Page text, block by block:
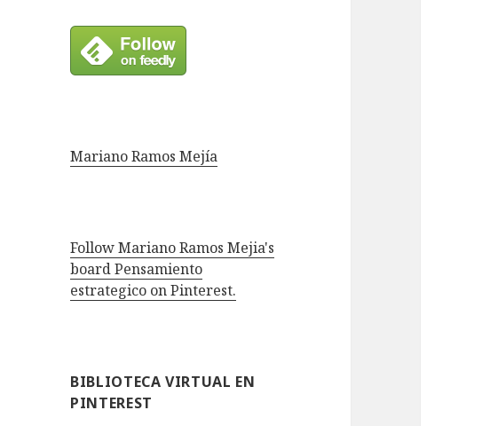
Mariano Ramos Mejía
Follow Mariano Ramos Mejia's
board Pensamiento
estrategico on Pinterest.
BIBLIOTECA VIRTUAL EN
PINTEREST